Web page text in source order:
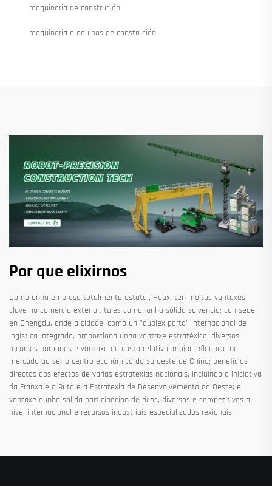
maquinaria de construción
maquinaria e equipos de construción
Por que elixirnos
Como unha empresa totalmente estatal, Huaxi ten moitas vantaxes
clave no comercio exterior, tales como: unha sólida solvencia; con sede
en Chengdu, onde a cidade, como un "dúplex porto" internacional de
logística integrada, proporciona unha vantaxe estratéxica; diversos
recursos humanos e vantaxe de custo relativo; maior influencia no
mercado ao ser o centro económico do suroeste de China; beneficios
directos dos efectos de varias estratexias nacionais, incluíndo a Iniciativa
da Franxa e a Ruta e a Estratexia de Desenvolvemento do Oeste; e
vantaxe dunha sólida participación de ricos, diversos e competitivos a
nivel internacional e recursos industriais especializados rexionais.